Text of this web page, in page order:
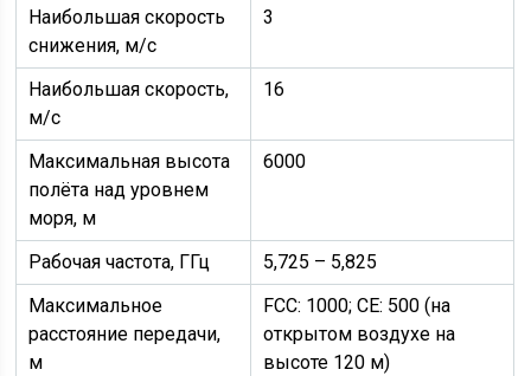
Наибольшая скорость
снижения, м/с
3
Наибольшая скорость,
м/с
16
Максимальная высота
полёта над уровнем
моря, м
6000
Рабочая частота, ГГц
5,725 – 5,825
Максимальное
расстояние передачи,
м
FCC: 1000; CE: 500 (на
открытом воздухе на
высоте 120 м)